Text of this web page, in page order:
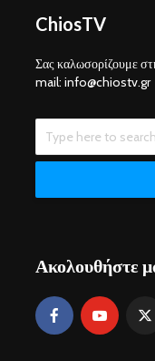
ChiosTV
Σας καλωσορίζουμε
mail: info@chiostv.gr
Ακολουθήστε